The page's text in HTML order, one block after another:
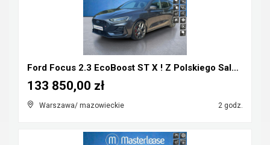
Ford Focus 2.3 EcoBoost ST X ! Z Polskiego Salonu ...
Warszawa/ mazowieckie 2 godz.
133 850,00 zł